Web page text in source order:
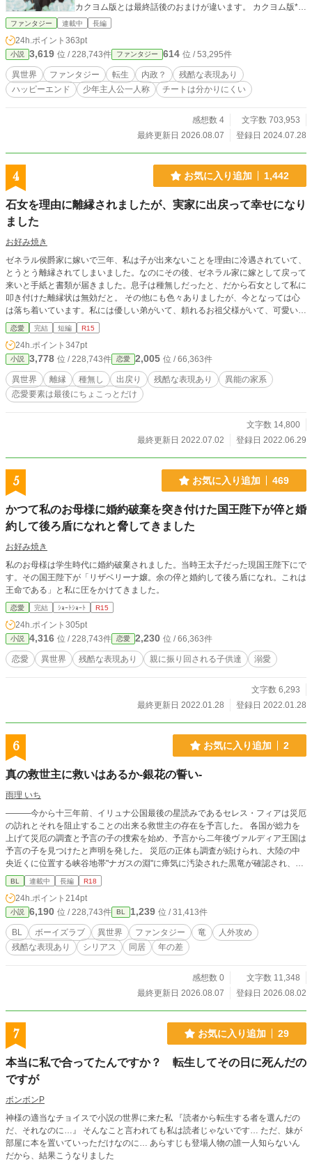
カクヨム版とは最終話後のおまけが違います。 カクヨム版*レ
ンナルト視点 アルファポリス版*イェレミーアス視点
ファンタジー 連載中 長編
24h.ポイント 363pt
小説 3,619 位 / 228,743件 ファンタジー 614 位 / 53,295件
異世界 ファンタジー 転生 内政？
残酷な表現あり
ハッピーエンド
少年主人公一人称 チートは分かりにくい
感想数 4
文字数 703,953
最終更新日 2026.08.07
登録日 2024.07.28
4 お気に入り追加 1,442
石女を理由に離縁されましたが、実家に出戻って幸せになり
ました
お好み焼き
ゼネラル侯爵家に嫁いで三年、私は子が出来ないことを理由に冷遇されていて、
とうとう離縁されてしまいました。なのにその後、ゼネラル家に嫁として戻って
来いと手紙と書類が届きました。息子は種無しだったと、だから石女として私に
叩き付けた離縁状は無効だと。 その他にも色々ありましたが、今となっては心
は落ち着いています。私には優しい弟がいて、頼れるお祖父様がいて、可愛い妹
もいるのですから。
恋愛 完結 短編 R15
24h.ポイント 347pt
小説 3,778 位 / 228,743件 恋愛 2,005 位 / 66,363件
異世界 離縁 種無し 出戻り 残酷な表現あり
異能の家系
恋愛要素は最後にちょこっとだけ
文字数 14,800
最終更新日 2022.07.02
登録日 2022.06.29
5 お気に入り追加 469
かつて私のお母様に婚約破棄を突き付けた国王陛下が倅と婚
約して後ろ盾になれと脅してきました
お好み焼き
私のお母様は学生時代に婚約破棄されました。当時王太子だった現国王陛下にで
す。その国王陛下が「リザベリーナ嬢。余の倅と婚約して後ろ盾になれ。これは
王命である」と私に圧をかけてきました。
恋愛 完結 ｼｮｰﾄｼｮｰﾄ R15
24h.ポイント 305pt
小説 4,316 位 / 228,743件 恋愛 2,230 位 / 66,363件
恋愛 異世界 残酷な表現あり 親に振り回される子供達 溺愛
文字数 6,293
最終更新日 2022.01.28
登録日 2022.01.28
6 お気に入り追加 2
真の救世主に救いはあるか-銀花の誓い-
雨理 いち
———今から十三年前、イリュナ公国最後の星読みであるセレス・フィアは災厄
の訪れとそれを阻止することの出来る救世主の存在を予言した。 各国が総力を
上げて災厄の調査と予言の子の捜索を始め、予言から二年後ヴァルディア王国は
予言の子を見つけたと声明を発した。 災厄の正体も調査が続けられ、大陸の中
央近くに位置する峡谷地帯"ナガスの淵"に瘴気に汚染された黒竜が確認され、そ
の黒竜こそが災厄であると断定された。 瘴気に汚染された黒竜は悪竜と呼ばれ
るようになり、十年近くかけて戦闘教育を施された予言の子を筆頭に各国の精鋭
を集めて、悪竜討伐作戦が決行された。 かくして悪竜討伐は成し遂げられた。
ヴァルディア王国は保護を名目に公表していなかった予言の子、世界を救世に導
いたのは現騎士団長の息子にして侯爵家子息であるアーリス・フェリダンである
と発表した。 それから十ヶ月が経ったヴァルディア王国南部のダンタルシア伯
爵領にあるダルモアの森で、森の番人をしているノイルは今日も杣人の真似事を
防の前線に立つことが難しいと判断され、半年前に森の番人として国から派遣さ
れたのだ。 その日もいつも通りの巡回で終わるはずだった。しかし羽ばたきの
けた広場で相対したノイルはその正体に言葉を失った。 そこには、あの時ノイ
ルが首を落としたはずの悪竜がいたのだから。 竜(人間に転化)×訳ありの隻眼の
青年の話です。R-18描写は後半を予定してます。 ※別サイト様にも投稿してお
ります ※ストックが切れるまでは毎日投稿を予定しています
BL 連載中 長編 R18
24h.ポイント 214pt
小説 6,190 位 / 228,743件 BL 1,239 位 / 31,413件
BL ボーイズラブ 異世界 ファンタジー 竜
人外攻め
残酷な表現あり
シリアス 同居 年の差
感想数 0
文字数 11,348
最終更新日 2026.08.07
登録日 2026.08.02
7 お気に入り追加 29
本当に私で合ってたんですか？ 転生してその日に死んだの
ですが
ボンボンP
神様の適当なチョイスで小説の世界に来た私 『読者から転生する者を選んだの
だ、それなのに…』 そんなこと言われても私は読者じゃないです… ただ、妹が
部屋に本を置いていっただけなのに… あらすじも登場人物の誰一人知らないん
だから、結果こうなりました